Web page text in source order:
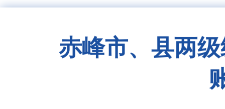
赤峰市、县两